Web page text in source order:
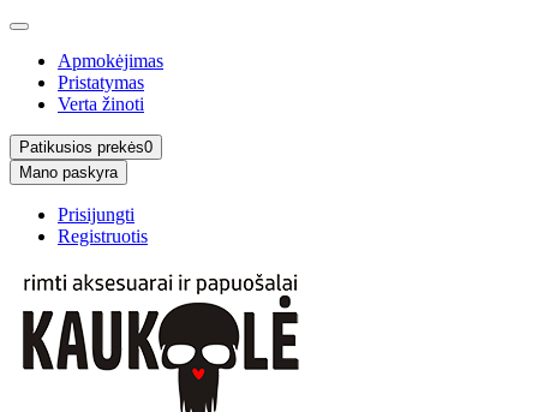
Apmokėjimas
Pristatymas
Verta žinoti
Patikusios prekės0
Mano paskyra
Prisijungti
Registruotis